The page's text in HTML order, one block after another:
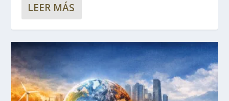
LEER MÁS